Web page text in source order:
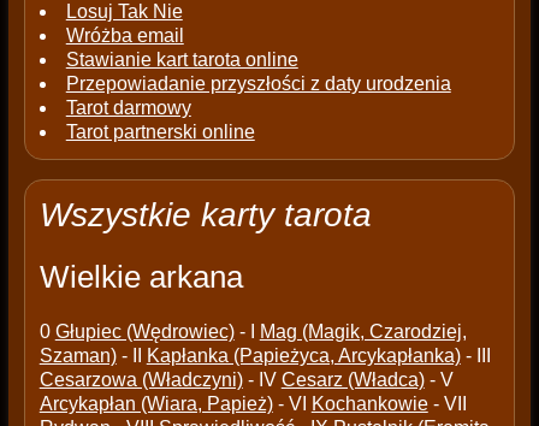
Losuj Tak Nie
Wróżba email
Stawianie kart tarota online
Przepowiadanie przyszłości z daty urodzenia
Tarot darmowy
Tarot partnerski online
Wszystkie karty tarota
Wielkie arkana
0 Głupiec (Wędrowiec)- I
Mag (Magik, Czarodziej,
Szaman)- II Kapłanka (Papieżyca, Arcykapłanka)- III
Cesarzowa (Władczyni)- IV Cesarz (Władca)- V
Arcykapłan (Wiara, Papież)- VI Kochankowie- VII